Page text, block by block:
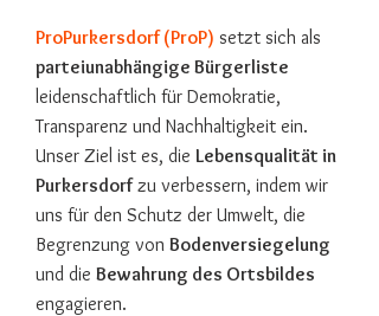
ProPurkersdorf (ProP) setzt sich als
parteiunabhängige Bürgerliste
leidenschaftlich für Demokratie,
Transparenz und Nachhaltigkeit ein.
Unser Ziel ist es, die Lebensqualität in
Purkersdorfzu verbessern, indem wir
uns für den Schutz der Umwelt, die
Begrenzung von Bodenversiegelung
und die Bewahrung des Ortsbildes
engagieren.